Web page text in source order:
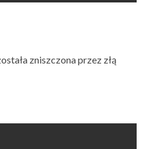
zniszczona przez złą